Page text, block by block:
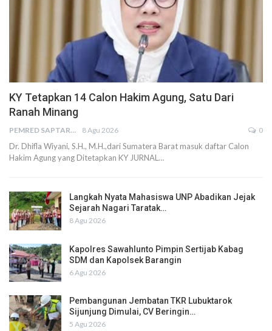
KY Tetapkan 14 Calon Hakim Agung, Satu Dari
Ranah Minang
PEMRED SAPTARIUS 8 Agu 2026 0
Dr. Dhifla Wiyani, S.H., M.H.,dari Sumatera Barat masuk daftar Calon
Hakim Agung yang Ditetapkan KY JURNAL…
Langkah Nyata Mahasiswa UNP Abadikan Jejak
Sejarah Nagari Taratak…
8 Agu 2026
Kapolres Sawahlunto Pimpin Sertijab Kabag
SDM dan Kapolsek Barangin
6 Agu 2026
Pembangunan Jembatan TKR Lubuktarok
Sijunjung Dimulai, CV Beringin…
5 Agu 2026